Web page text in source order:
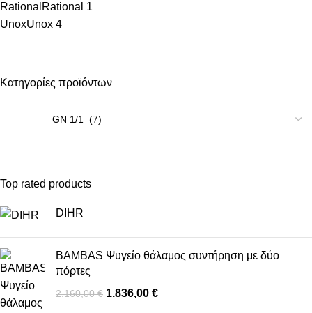
Rational Rational 1
UnoxUnox 4
Κατηγορίες προϊόντων
Top rated products
DIHR
BAMBAS Ψυγείο θάλαμος συντήρηση με δύο
πόρτες
2.160,00€ 1.836,00 €